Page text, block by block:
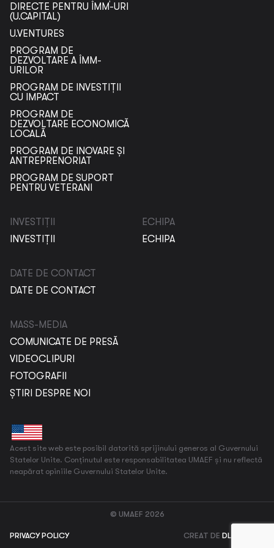
DIRECTE PENTRU ÎMM-URI
(U.CAPITAL)
U.VENTURES
PROGRAM DE
DEZVOLTARE A ÎMM-
URILOR
PROGRAM DE INVESTIȚII
CU IMPACT
PROGRAM DE
DEZVOLTARE ECONOMICĂ
LOCALĂ
PROGRAM DE INOVARE ȘI
ANTREPRENORIAT
PROGRAM DE SUPORT
PENTRU VETERANI
INVESTIȚII
INVESTIȚII
ECHIPA
ECHIPA
DATE DE CONTACT
DATE DE CONTACT
MASS-MEDIA
COMUNICATE DE PRESĂ
VIDEOCLIPURI
FOTOGRAFII
ȘTIRI DESPRE NOI
Acest site web este posibil datorită sprijinului generos al Guvernului
Statelor Unite. Conținutul este responsabilitatea UMAEF și nu reflectă
neapărat opiniile Guvernului Statelor Unite.
© UMAEF 2026
PRIVACY POLICY CREAT DE DL AGENCY